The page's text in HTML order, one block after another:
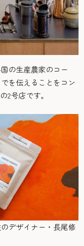
の生産農家のコー
を伝えることをコン
2号店です。
デザイナー・長尾修